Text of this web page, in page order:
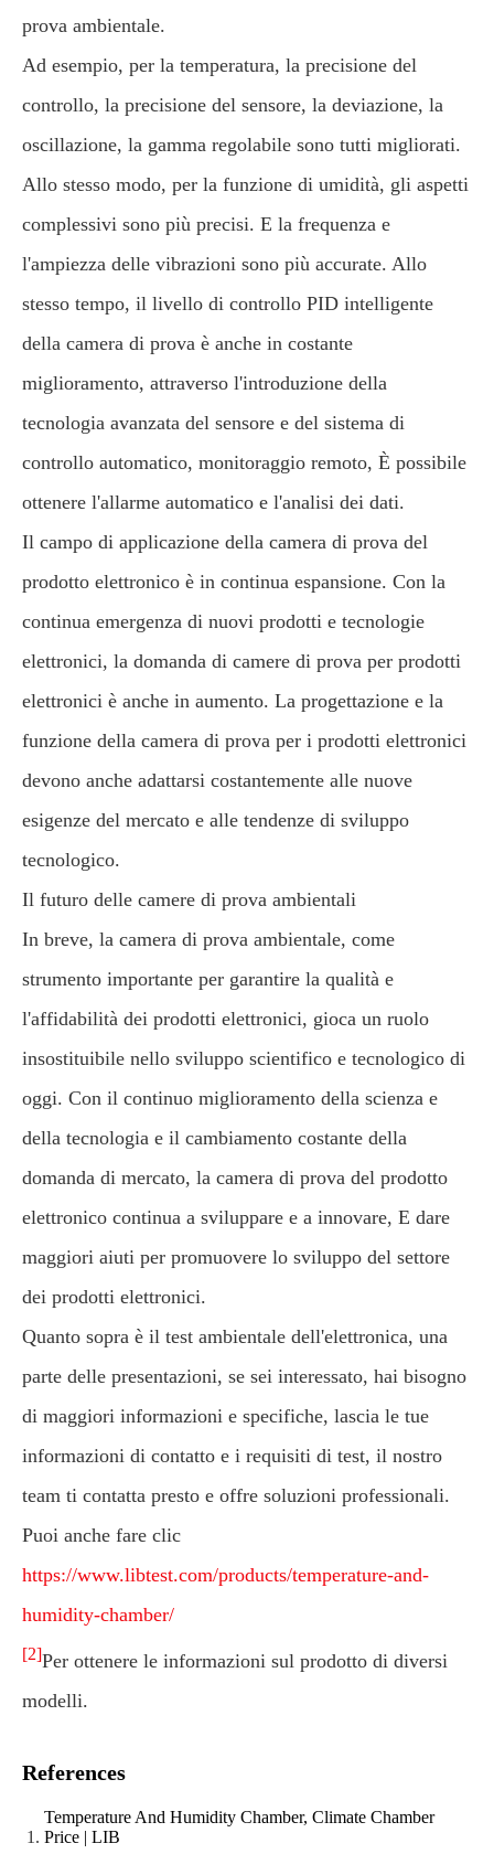
prova ambientale.
Ad esempio, per la temperatura, la precisione del
controllo, la precisione del sensore, la deviazione, la
oscillazione, la gamma regolabile sono tutti migliorati.
Allo stesso modo, per la funzione di umidità, gli aspetti
complessivi sono più precisi. E la frequenza e
l'ampiezza delle vibrazioni sono più accurate. Allo
stesso tempo, il livello di controllo PID intelligente
della camera di prova è anche in costante
miglioramento, attraverso l'introduzione della
tecnologia avanzata del sensore e del sistema di
controllo automatico, monitoraggio remoto, È possibile
ottenere l'allarme automatico e l'analisi dei dati.
Il campo di applicazione della camera di prova del
prodotto elettronico è in continua espansione. Con la
continua emergenza di nuovi prodotti e tecnologie
elettronici, la domanda di camere di prova per prodotti
elettronici è anche in aumento. La progettazione e la
funzione della camera di prova per i prodotti elettronici
devono anche adattarsi costantemente alle nuove
esigenze del mercato e alle tendenze di sviluppo
tecnologico.
Il futuro delle camere di prova ambientali
In breve, la camera di prova ambientale, come
strumento importante per garantire la qualità e
l'affidabilità dei prodotti elettronici, gioca un ruolo
insostituibile nello sviluppo scientifico e tecnologico di
oggi. Con il continuo miglioramento della scienza e
della tecnologia e il cambiamento costante della
domanda di mercato, la camera di prova del prodotto
elettronico continua a sviluppare e a innovare, E dare
maggiori aiuti per promuovere lo sviluppo del settore
dei prodotti elettronici.
Quanto sopra è il test ambientale dell'elettronica, una
parte delle presentazioni, se sei interessato, hai bisogno
di maggiori informazioni e specifiche, lascia le tue
informazioni di contatto e i requisiti di test, il nostro
team ti contatta presto e offre soluzioni professionali.
Puoi anche fare clic
https://www.libtest.com/products/temperature-and-
humidity-chamber/
[2]Per ottenere le informazioni sul prodotto di diversi
modelli.
References
Temperature And Humidity Chamber, Climate Chamber
Price | LIB